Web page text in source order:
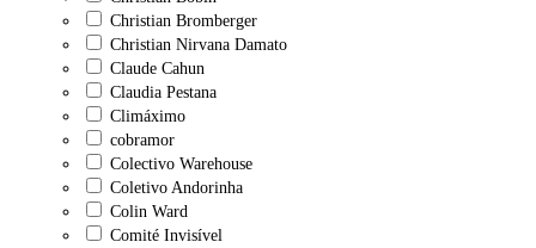
Christian Bromberger
Christian Nirvana Damato
Claude Cahun
Claudia Pestana
Climáximo
cobramor
Colectivo Warehouse
Coletivo Andorinha
Colin Ward
Comité Invisível